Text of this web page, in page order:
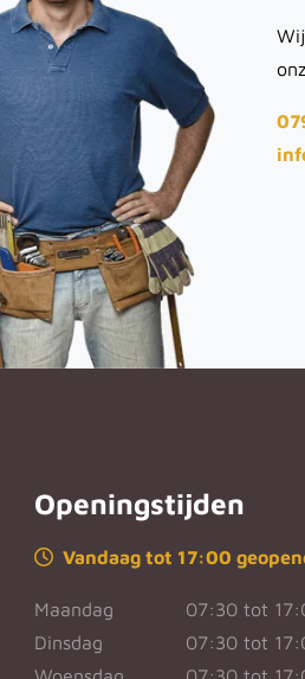
Openingstijden
Vandaag tot 17:00
Maandag
07:30 tot
Dinsdag
07:30 tot